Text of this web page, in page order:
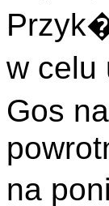
w celu
Gos
na